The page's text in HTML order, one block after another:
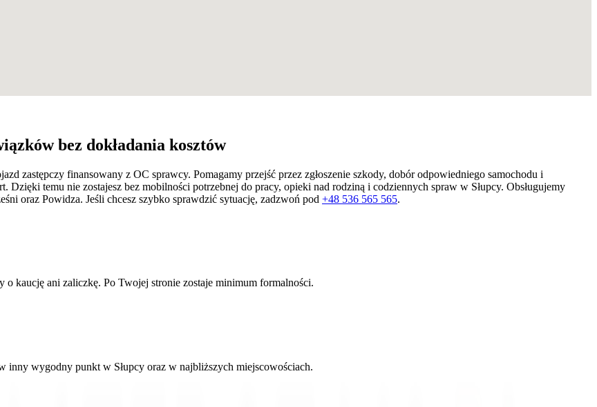
bez dokładania kosztów
zastępczy finansowany z OC sprawcy. Pomagamy przejść przez zgłoszenie szkody, dobór odpowiedniego samochodu i
Dzięki temu nie zostajesz bez mobilności potrzebnej do pracy, opieki nad rodziną i codziennych spraw w Słupcy. Obsługujemy
oraz Powidza. Jeśli chcesz szybko sprawdzić sytuację, zadzwoń pod +48 536 565 565.
kaucję ani zaliczkę. Po Twojej stronie zostaje minimum formalności.
inny wygodny punkt w Słupcy oraz w najbliższych miejscowościach.